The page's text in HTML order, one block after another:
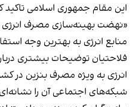
این مقام جمهوری اسلامی تاکید
«نهضت بهینه‌سازی مصرف انرژی
منابع انرژی به بهترین وجه
فلاحتیان توضیحات بیشتری
انرژی به ویژه مصرف بنزین در
شبکه‌های اجتماعی آن را